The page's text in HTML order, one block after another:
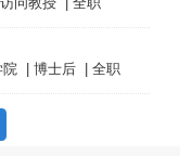
院 | 博士后 | 全职